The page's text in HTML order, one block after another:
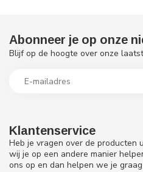
Klantenservice
Heb je vragen over de producten
wij je op een andere manier
ons op en dan helpen we je
Abonneer je op onze
Blijf op de hoogte over onze